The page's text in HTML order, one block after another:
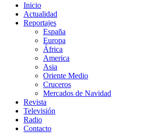
Inicio
Actualidad
Reportajes
España
Europa
África
America
Asia
Oriente Medio
Cruceros
Mercados de Navidad
Revista
Televisión
Radio
Contacto